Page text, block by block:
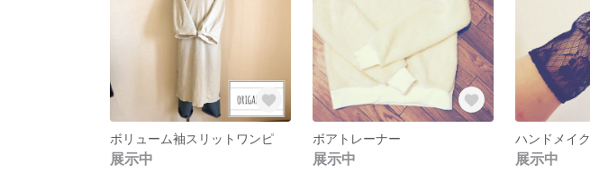
ボリューム袖スリットワンピ
展示中
ボアトレーナー
展示中
ハンドメイク
展示中